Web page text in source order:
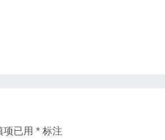
项已用 * 标注